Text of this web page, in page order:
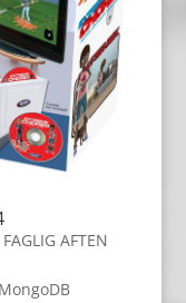
FAGLIG AFTEN